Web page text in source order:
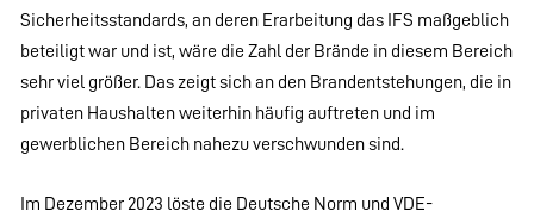
Sicherheitsstandards, an deren Erarbeitung das IFS maßgeblich
beteiligt war und ist, wäre die Zahl der Brände in diesem Bereich
sehr viel größer. Das zeigt sich an den Brandentstehungen, die in
privaten Haushalten weiterhin häufig auftreten und im
gewerblichen Bereich nahezu verschwunden sind.
Im Dezember 2023 löste die Deutsche Norm und VDE-